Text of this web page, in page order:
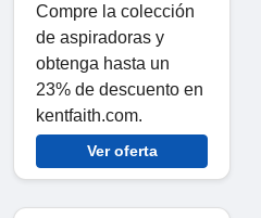
Compre la colección
de aspiradoras y
obtenga hasta un
23% de descuento en
kentfaith.com.
Ver oferta